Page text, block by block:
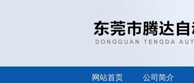
网站首页 公司简介